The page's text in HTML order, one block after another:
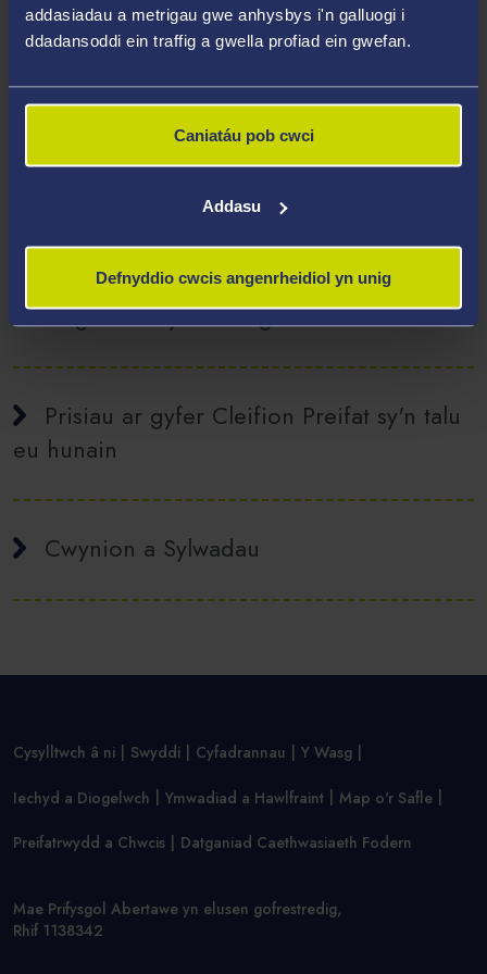
addasiadau a metrigau gwe anhysbys i'n galluogi i
ddadansoddi ein traffig a gwella profiad ein gwefan.
Caniatáu pob cwci
Addasu
Defnyddio cwcis angenrheidiol yn unig
MRI:MRI CIF Request Form
Gallwch weld y Ffurflen Ddiogelwch MRI yma:
Form
Cyfleuster Delweddu Clinigol drwye-bost.
Dogfennau ychwanegol
Prisiau ar gyfer Cleifion Preifat sy'n talu
eu hunain
Cwynion a Sylwadau
Cysylltwch â ni Swyddi Cyfadrannau Y Wasg
Iechyd a Diogelwch Ymwadiad a Hawlfraint Map o'r Safle
Preifatrwydd a Chwcis Datganiad Caethwasiaeth Fodern
Mae Prifysgol Abertawe yn elusen gofrestredig,
Rhif 1138342